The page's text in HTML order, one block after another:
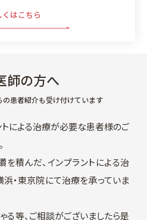
くはこちら
師の方へ
患者紹介も受け付けています
トによる治療が必要な患者様のご
積んだ、インプラントによる治
・東京院にて治療を承っていま
る等、ご相談がございましたら是
強化し、定期的に院内の空気
切削器具）などの診療器具
滅菌し、器具の滅菌にはヨー
菌器を使用しています。
ーザブル（使い捨て）にして